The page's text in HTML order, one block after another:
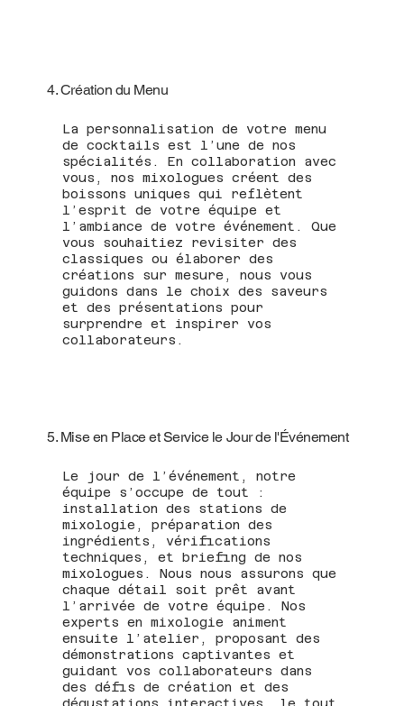
4. Création du Menu
La personnalisation de votre menu
de cocktails est l’une de nos
spécialités. En collaboration avec
vous, nos mixologues créent des
boissons uniques qui reflètent
l’esprit de votre équipe et
l’ambiance de votre événement. Que
vous souhaitiez revisiter des
classiques ou élaborer des
créations sur mesure, nous vous
guidons dans le choix des saveurs
et des présentations pour
surprendre et inspirer vos
collaborateurs.
5. Mise en Place et Service le Jour de l'Événement
Le jour de l’événement, notre
équipe s’occupe de tout :
installation des stations de
mixologie, préparation des
ingrédients, vérifications
techniques, et briefing de nos
mixologues. Nous nous assurons que
chaque détail soit prêt avant
l’arrivée de votre équipe. Nos
experts en mixologie animent
ensuite l’atelier, proposant des
démonstrations captivantes et
guidant vos collaborateurs dans
des défis de création et des